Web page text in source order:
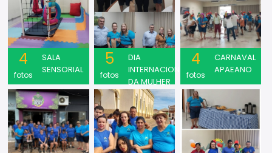
4
fotos
SALA
SENSORIAL
5
fotos
DIA
INTERNACIONAL
DA MULHER
4
fotos
CARNAVAL
APAEANO